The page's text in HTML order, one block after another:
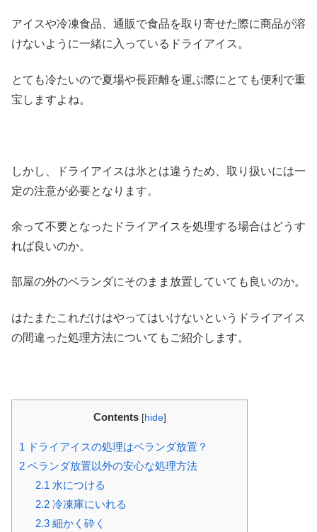
アイスや冷凍食品、通販で食品を取り寄せた際に商品が溶
けないように一緒に入っているドライアイス。
とても冷たいので夏場や長距離を運ぶ際にとても便利で重
宝しますよね。
しかし、ドライアイスは氷とは違うため、取り扱いには一
定の注意が必要となります。
余って不要となったドライアイスを処理する場合はどうす
れば良いのか。
部屋の外のベランダにそのまま放置していても良いのか。
はたまたこれだけはやってはいけないというドライアイス
の間違った処理方法についてもご紹介します。
Contents [hide]
1 ドライアイスの処理はベランダ放置？
2 ベランダ放置以外の安心な処理方法
2.1 水につける
2.2冷凍庫にいれる
2.3細かく砕く